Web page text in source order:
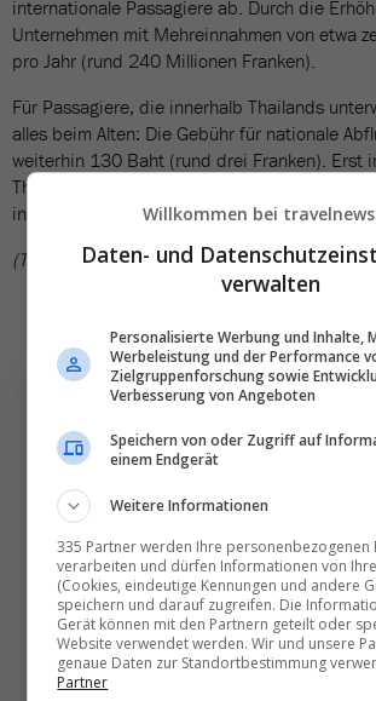
internationale Passagiere ab. Durch die
Unternehmen mit Mehreinnahmen von etwa
pro Jahr (rund 240 Millionen Franken).
Für Passagiere, die innerhalb Thailands
alles beim Alten: Die Gebühr für nationale
weiterhin 130 Baht (rund drei Franken). Erst
Thailand zudem angekündigt, die
insbesondere bei Verspätungen und
(TN)
Die wichtigsten
besten News
Ihr E‑Mail-
Täglich oder wöchentlich, mit mehr
weniger. Bei Travel­news haben Sie
Willkommen bei
Daten- und
verwalten
Personalisierte Werbung und Inhalte,
Werbeleistung und der Performance
Zielgruppenforschung sowie
Verbesserung von Angeboten
Speichern von oder Zugriff auf
einem Endgerät
Weitere Informationen
335 Partner werden Ihre personenbezogenen
verarbeiten und dürfen Informationen von
(Cookies, eindeutige Kennungen und andere
speichern und darauf zugreifen. Die
Gerät können mit den Partnern geteilt oder
Website verwendet werden. Wir und unsere
genaue Daten zur Standortbestimmung
Partner